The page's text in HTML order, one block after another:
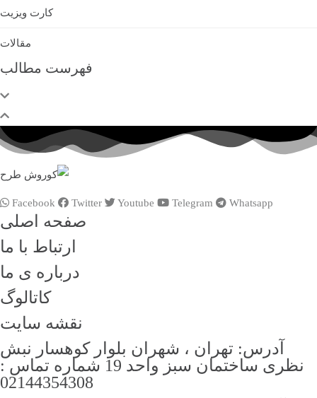
کارت ویزیت
مقالات
فهرست مطالب
Facebook Twitter Youtube Telegram Whatsapp
صفحه اصلی
ارتباط با ما
درباره ی ما
کاتالوگ
نقشه سایت
آدرس: تهران ، شهران بلوار کوهسار نبش
نظری ساختمان سبز واحد 19 شماره تماس :
02144354308